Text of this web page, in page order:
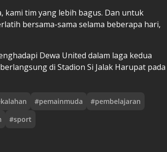
kami tim yang lebih bagus. Dan untuk
bersama-sama selama beberapa hari,
Dewa United dalam laga kedua
di Stadion Si Jalak Harupat pada
#pemainmuda #pembelajaran
#sport